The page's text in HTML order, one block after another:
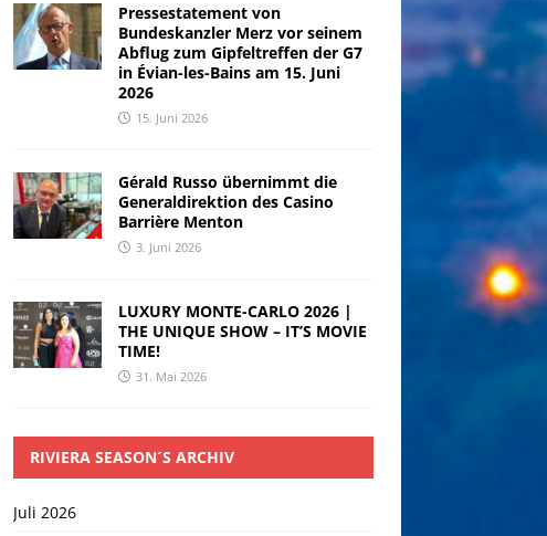
Pressestatement von
Bundeskanzler Merz vor seinem
Abflug zum Gipfeltreffen der G7
in Évian-les-Bains am 15. Juni
2026
15. Juni 2026
Gérald Russo übernimmt die
Generaldirektion des Casino
Barrière Menton
3. Juni 2026
LUXURY MONTE-CARLO 2026 |
THE UNIQUE SHOW – IT’S MOVIE
TIME!
31. Mai 2026
RIVIERA SEASON´S ARCHIV
Juli 2026